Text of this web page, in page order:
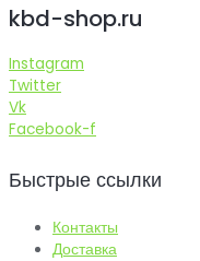
kbd-shop.ru
Instagram
Twitter
Vk
Facebook-f
Быстрые ссылки
Контакты
Доставка